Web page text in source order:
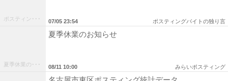
ポスティン･･･ 07/05 23:54 ポスティングバイトの独り言
夏季休業の･･･
夏季休業のお知らせ
08/11 10:00 みらいポスティング